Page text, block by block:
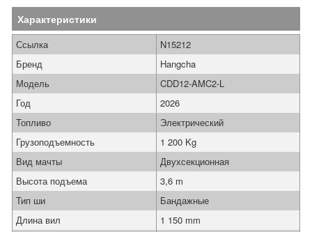
Характеристики
Ссылка
N15212
Бренд
Hangcha
Модель
CDD12-AMC2-L
Год
2026
Топливо
Электрический
Грузоподъемность
1 200 Kg
Вид мачты
Двухсекционная
Высота подъема
3,6 m
Тип ши
Бандажные
Длина вил
1 150 mm